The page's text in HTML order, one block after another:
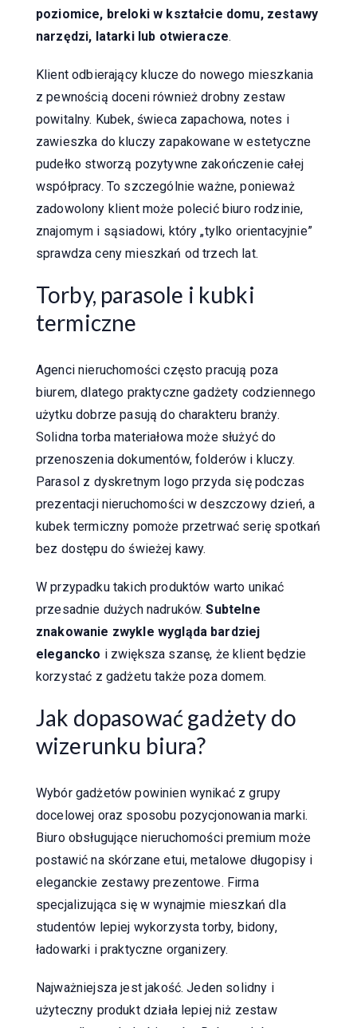
poziomice, breloki w kształcie domu, zestawy
narzędzi, latarki lub otwieracze.
Klient odbierający klucze do nowego mieszkania
z pewnością doceni również drobny zestaw
powitalny. Kubek, świeca zapachowa, notes i
zawieszka do kluczy zapakowane w estetyczne
pudełko stworzą pozytywne zakończenie całej
współpracy. To szczególnie ważne, ponieważ
zadowolony klient może polecić biuro rodzinie,
znajomym i sąsiadowi, który „tylko orientacyjnie”
sprawdza ceny mieszkań od trzech lat.
Torby, parasole i kubki
termiczne
Agenci nieruchomości często pracują poza
biurem, dlatego praktyczne gadżety codziennego
użytku dobrze pasują do charakteru branży.
Solidna torba materiałowa może służyć do
przenoszenia dokumentów, folderów i kluczy.
Parasol z dyskretnym logo przyda się podczas
prezentacji nieruchomości w deszczowy dzień, a
kubek termiczny pomoże przetrwać serię spotkań
bez dostępu do świeżej kawy.
W przypadku takich produktów warto unikać
przesadnie dużych nadruków.Subtelne
znakowanie zwykle wygląda bardziej
elegancko i zwiększa szansę, że klient będzie
korzystać z gadżetu także poza domem.
Jak dopasować gadżety do
wizerunku biura?
Wybór gadżetów powinien wynikać z grupy
docelowej oraz sposobu pozycjonowania marki.
Biuro obsługujące nieruchomości premium może
postawić na skórzane etui, metalowe długopisy i
eleganckie zestawy prezentowe. Firma
specjalizująca się w wynajmie mieszkań dla
studentów lepiej wykorzysta torby, bidony,
ładowarki i praktyczne organizery.
Najważniejsza jest jakość. Jeden solidny i
użyteczny produkt działa lepiej niż zestaw